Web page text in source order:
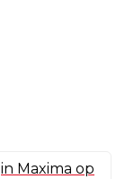
Maxima op